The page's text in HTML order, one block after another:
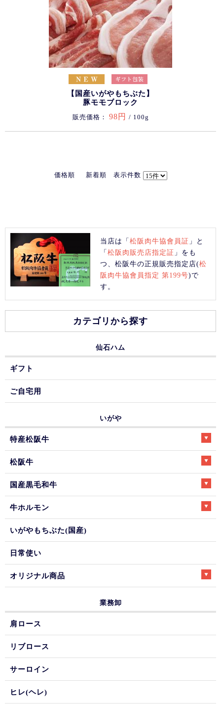
【国産いがやもちぶた】
豚モモブロック
販売価格： 98円 / 100g
価格順 新着順 表示件数
当店は「松阪肉牛協會員証 」と
「松阪肉販売店指定証 」をも
つ、松阪牛の正規販売指定店(松
阪肉牛協會員指定 第199号)で
す。
カテゴリから探す
仙石ハム
ギフト
ご自宅用
いがや
特産松阪牛
松阪牛
国産黒毛和牛
牛ホルモン
いがやもちぶた(国産)
日常使い
オリジナル商品
業務卸
肩ロース
リブロース
サーロイン
ヒレ(ヘレ)